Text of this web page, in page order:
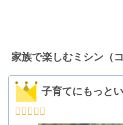
家族で楽しむミシン（
子育てにもっと